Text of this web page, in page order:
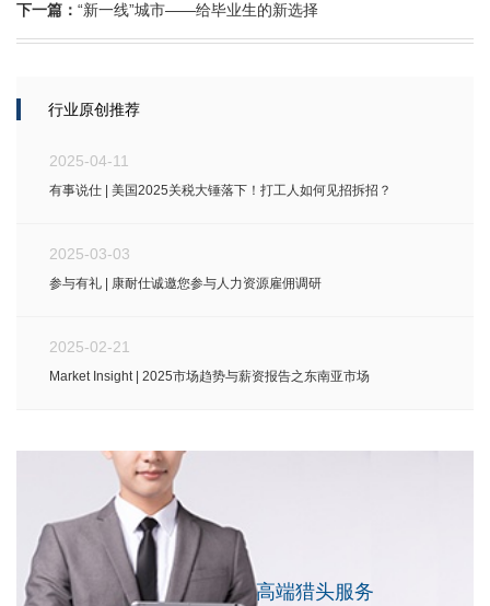
下一篇： “新一线”城市——给毕业生的新选择
行业原创推荐
2025-04-11
有事说仕 | 美国2025关税大锤落下！打工人如何见招拆招？
2025-03-03
参与有礼 | 康耐仕诚邀您参与人力资源雇佣调研
2025-02-21
Market Insight | 2025市场趋势与薪资报告之东南亚市场
高端猎头服务